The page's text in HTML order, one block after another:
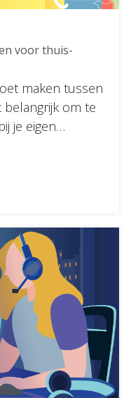
voor thuis-
maken tussen
om te
je eigen